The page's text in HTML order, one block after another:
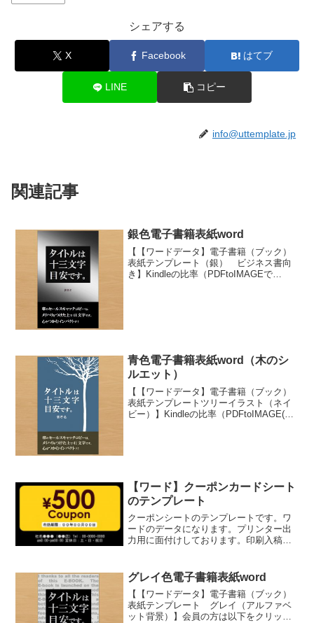
シェアする
X Facebook はてブ
LINE コピー
info@uttemplate.jp
関連記事
銀色電子書籍表紙word
【【ワードデータ】電子書籍（ブック）
表紙テンプレート（銀） ビジネス書向
き】Kindleの比率（PDFtoIMAGEで
青色電子書籍表紙word（木のシ
ルエット）
【【ワードデータ】電子書籍（ブック）
表紙テンプレートツリーイラスト（ネイ
ビー）】Kindleの比率（PDFtoIMAGE(で
【ワード】クーポンカードシート
のテンプレート
クーポンシートのテンプレートです。ワ
ードのデータになります。プリンター出
力用に面付けしております。印刷入稿す
を別ファイルにコピーしてご用意くださ
い。ワードでの塗り...
グレイ色電子書籍表紙word
【【ワードデータ】電子書籍（ブック）
表紙テンプレート グレイ（アルファベ
ット背景）】会員の方は以下をクリック